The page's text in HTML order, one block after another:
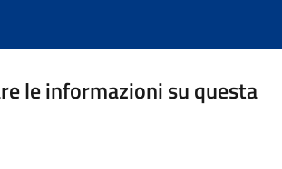
le informazioni su questa